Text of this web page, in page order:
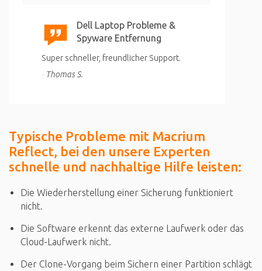
Dell Laptop Probleme &
Spyware Entfernung
Super schneller, freundlicher Support.
Thomas S.
Typische Probleme mit Macrium
Reflect, bei den unsere Experten
schnelle und nachhaltige Hilfe leisten:
Die Wiederherstellung einer Sicherung funktioniert
nicht.
Die Software erkennt das externe Laufwerk oder das
Cloud-Laufwerk nicht.
Der Clone-Vorgang beim Sichern einer Partition schlägt